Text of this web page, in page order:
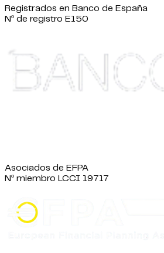
Registrados en Banco de España
Nº de registro E150
Asociados de EFPA
Nº miembro LCCI 19717